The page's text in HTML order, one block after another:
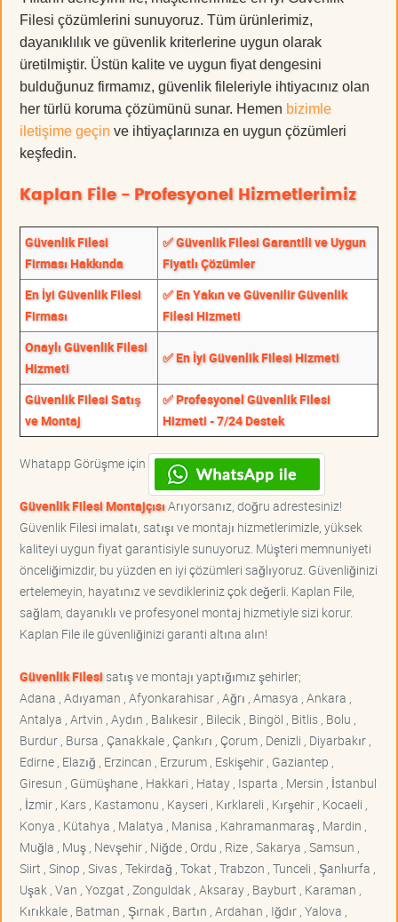
Filesi çözümlerini sunuyoruz. Tüm ürünlerimiz,
dayanıklılık ve güvenlik kriterlerine uygun olarak
üretilmiştir. Üstün kalite ve uygun fiyat dengesini
bulduğunuz firmamız, güvenlik fileleriyle ihtiyacınız olan
her türlü koruma çözümünü sunar. Hemen bizimle
iletişime geçin ve ihtiyaçlarınıza en uygun çözümleri
keşfedin.
Kaplan File - Profesyonel Hizmetlerimiz
Güvenlik Filesi
Firması Hakkında
✅ Güvenlik Filesi Garantili ve Uygun
Fiyatlı Çözümler
En İyi Güvenlik Filesi
Firması
✅ En Yakın ve Güvenilir Güvenlik
Filesi Hizmeti
Onaylı Güvenlik Filesi
Hizmeti
✅ En İyi Güvenlik Filesi Hizmeti
Güvenlik Filesi Satış
ve Montaj
✅ Profesyonel Güvenlik Filesi
Hizmeti - 7/24 Destek
Whatapp Görüşme için
Güvenlik Filesi MontajçısıArıyorsanız, doğru adrestesiniz!
Güvenlik Filesi imalatı, satışı ve montajı hizmetlerimizle, yüksek
kaliteyi uygun fiyat garantisiyle sunuyoruz. Müşteri memnuniyeti
önceliğimizdir, bu yüzden en iyi çözümleri sağlıyoruz. Güvenliğinizi
ertelemeyin, hayatınız ve sevdikleriniz çok değerli. Kaplan File,
sağlam, dayanıklı ve profesyonel montaj hizmetiyle sizi korur.
Kaplan File ile güvenliğinizi garanti altına alın!
Güvenlik Filesisatış ve montajı yaptığımız şehirler;
Adana , Adıyaman , Afyonkarahisar , Ağrı , Amasya , Ankara ,
Antalya , Artvin , Aydın , Balıkesir , Bilecik , Bingöl , Bitlis , Bolu ,
Burdur , Bursa , Çanakkale , Çankırı , Çorum , Denizli , Diyarbakır ,
Edirne , Elazığ , Erzincan , Erzurum , Eskişehir , Gaziantep ,
Giresun , Gümüşhane , Hakkari , Hatay , Isparta , Mersin , İstanbul
, İzmir , Kars , Kastamonu , Kayseri , Kırklareli , Kırşehir , Kocaeli ,
Konya , Kütahya , Malatya , Manisa , Kahramanmaraş , Mardin ,
Muğla , Muş , Nevşehir , Niğde , Ordu , Rize , Sakarya , Samsun ,
Siirt , Sinop , Sivas , Tekirdağ , Tokat , Trabzon , Tunceli , Şanlıurfa ,
Uşak , Van , Yozgat , Zonguldak , Aksaray , Bayburt , Karaman ,
Kırıkkale , Batman , Şırnak , Bartın , Ardahan , Iğdır , Yalova ,